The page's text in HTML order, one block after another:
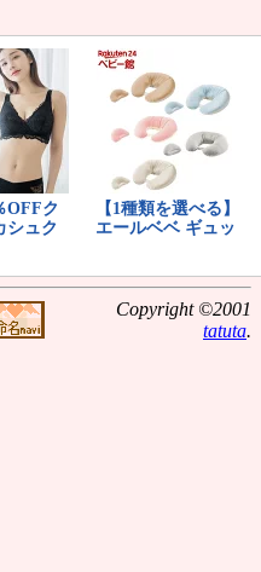
Copyright ©2001
tatuta.